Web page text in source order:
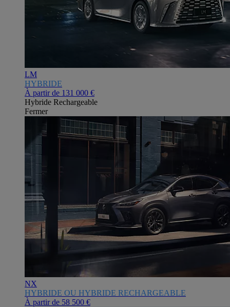
LM
HYBRIDE
À partir de 131 000 €
Hybride Rechargeable
Fermer
NX
HYBRIDE OU HYBRIDE RECHARGEABLE
À partir de 58 500 €